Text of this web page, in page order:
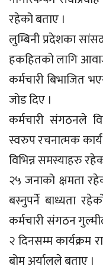
रहेको बताए ।
लुम्बिनी प्रदेशका
हकहितको लागि
कर्मचारी बिभाजित
जोड दिए ।
कर्मचारी संगठनले
स्वरुप रचनात्मक
विभिन्न समस्याहरु
२५ जनाको क्षमता
बस्नुपर्ने बाध्यता
कर्मचारी संगठन
२ दिनसम्म
बोम अर्यालले बताए ।